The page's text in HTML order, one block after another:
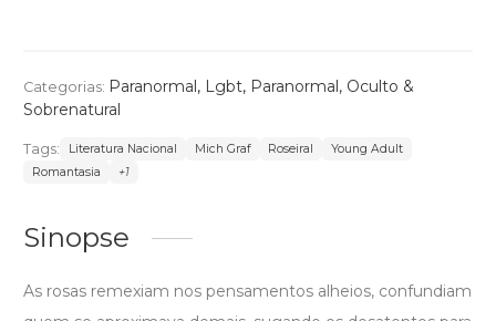
Categorias: Paranormal, Lgbt, Paranormal, Oculto &
Sobrenatural
Tags: Literatura Nacional Mich Graf Roseiral
Young Adult
Romantasia
+1
Sinopse
As rosas remexiam nos pensamentos alheios, confundiam